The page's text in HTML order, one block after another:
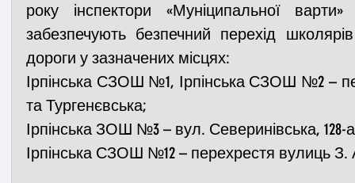
Медицина Новини ДТП
Адмінпротокол
року інспектори «Муніципальної
забезпечують безпечний перехід
дороги у зазначених місцях:
Ірпінська СЗОШ №1, Ірпінська СЗОШ №2 –
та Тургенєвська;
Ірпінська ЗОШ №3 – вул. Северинівська, 128-
Ірпінська СЗОШ №12 – перехрестя вулиць З.